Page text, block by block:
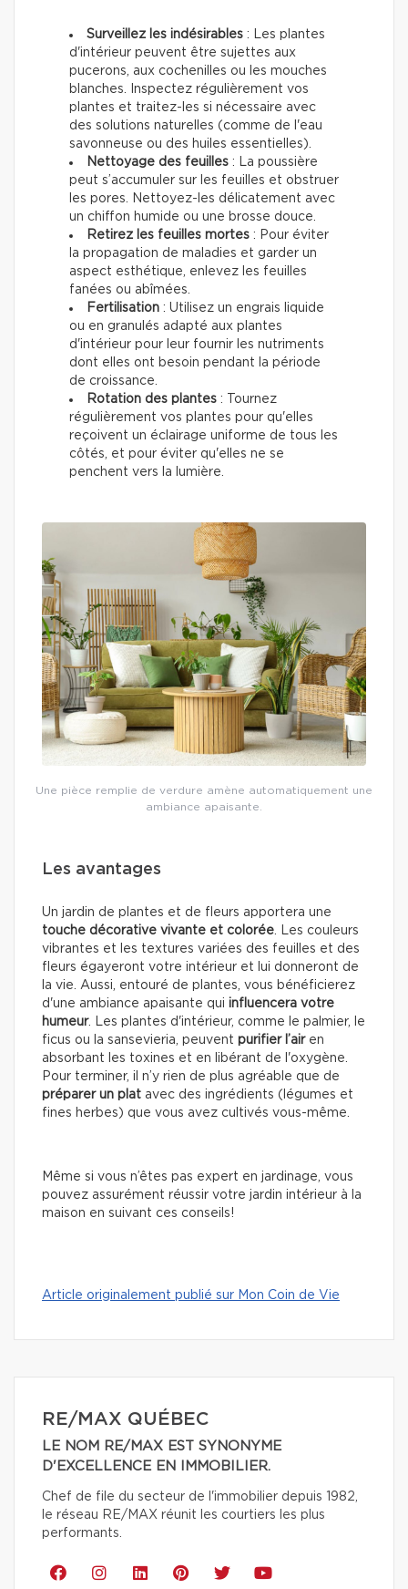
Surveillez les indésirables : Les plantes
d'intérieur peuvent être sujettes aux
pucerons, aux cochenilles ou les mouches
blanches. Inspectez régulièrement vos
plantes et traitez-les si nécessaire avec
des solutions naturelles (comme de l'eau
savonneuse ou des huiles essentielles).
Nettoyage des feuilles : La poussière
peut s’accumuler sur les feuilles et obstruer
les pores. Nettoyez-les délicatement avec
un chiffon humide ou une brosse douce.
Retirez les feuilles mortes : Pour éviter
la propagation de maladies et garder un
aspect esthétique, enlevez les feuilles
fanées ou abîmées.
Fertilisation : Utilisez un engrais liquide
ou en granulés adapté aux plantes
d'intérieur pour leur fournir les nutriments
dont elles ont besoin pendant la période
de croissance.
Rotation des plantes : Tournez
régulièrement vos plantes pour qu'elles
reçoivent un éclairage uniforme de tous les
côtés, et pour éviter qu'elles ne se
penchent vers la lumière.
Une pièce remplie de verdure amène automatiquement une
ambiance apaisante.
Les avantages
Un jardin de plantes et de fleurs apportera une
touche décorative vivante et colorée. Les couleurs
vibrantes et les textures variées des feuilles et des
fleurs égayeront votre intérieur et lui donneront de
la vie. Aussi, entouré de plantes, vous bénéficierez
d'une ambiance apaisante qui influencera votre
humeur. Les plantes d'intérieur, comme le palmier, le
ficus ou la sansevieria, peuvent purifier l’airen
absorbant les toxines et en libérant de l'oxygène.
Pour terminer, il n’y rien de plus agréable que de
préparer un plat avec des ingrédients (légumes et
fines herbes) que vous avez cultivés vous-même.
Même si vous n’êtes pas expert en jardinage, vous
pouvez assurément réussir votre jardin intérieur à la
maison en suivant ces conseils!
Article originalement publié sur Mon Coin de Vie
RE/MAX QUÉBEC
LE NOM RE/MAX EST SYNONYME
D'EXCELLENCE EN IMMOBILIER.
Chef de file du secteur de l'immobilier depuis 1982,
le réseau RE/MAX réunit les courtiers les plus
performants.